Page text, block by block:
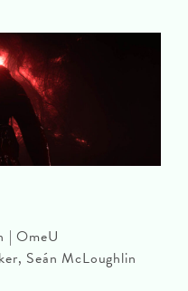
| OmeU
Seán McLoughlin